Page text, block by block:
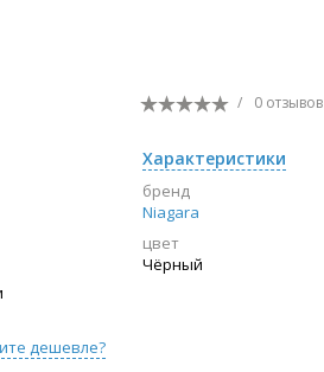
/ 0 отзывов
Характеристики
бренд
Niagara
цвет
Чёрный
дешевле?